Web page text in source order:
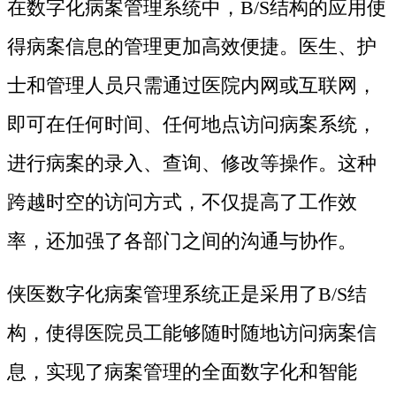
在数字化病案管理系统中，B/S结构的应用使
得病案信息的管理更加高效便捷。医生、护
士和管理人员只需通过医院内网或互联网，
即可在任何时间、任何地点访问病案系统，
进行病案的录入、查询、修改等操作。这种
跨越时空的访问方式，不仅提高了工作效
率，还加强了各部门之间的沟通与协作。
侠医数字化病案管理系统正是采用了B/S结
构，使得医院员工能够随时随地访问病案信
息，实现了病案管理的全面数字化和智能